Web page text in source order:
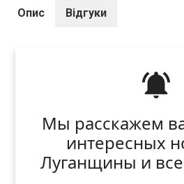
Мы расскажем
интересных
Луганщины и
Опис Відгуки
Відгук - це думка або оцінка
користувачам нашого сайту з
аргументацією залишеного
багатьом прийняти правильне
Коментарі призначені для
обговорення, а також для
цікавлять.